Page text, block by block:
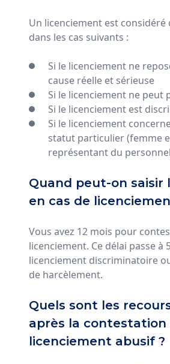
Un licenciement est
dans les cas suivants :
Si le licenciement ne
cause réelle et sérieuse
Si le licenciement ne peut
Si le licenciement est
Si le licenciement
statut particulier (femme
représentant du
Quand peut-on saisir
en cas de
Vous avez 12 mois pour
licenciement. Ce délai passe à
licenciement discriminatoire
de harcèlement.
Quels sont les
après la contestation
licenciement abusif ?